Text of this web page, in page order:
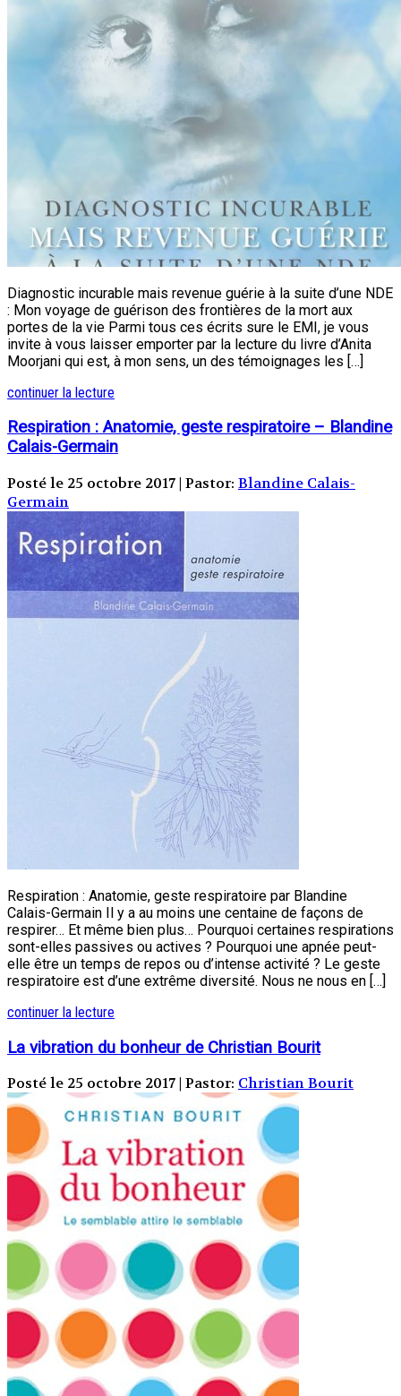
Diagnostic incurable mais revenue guérie à la suite d’une NDE
: Mon voyage de guérison des frontières de la mort aux
portes de la vie Parmi tous ces écrits sure le EMI, je vous
invite à vous laisser emporter par la lecture du livre d’Anita
Moorjani qui est, à mon sens, un des témoignages les […]
continuer la lecture
Respiration : Anatomie, geste respiratoire – Blandine
Calais-Germain
Posté le 25 octobre 2017 | Pastor: Blandine Calais-
Germain
Respiration : Anatomie, geste respiratoire par Blandine
Calais-Germain Il y a au moins une centaine de façons de
respirer… Et même bien plus… Pourquoi certaines respirations
sont-elles passives ou actives ? Pourquoi une apnée peut-
elle être un temps de repos ou d’intense activité ? Le geste
respiratoire est d’une extrême diversité. Nous ne nous en […]
continuer la lecture
La vibration du bonheur de Christian Bourit
Posté le 25 octobre 2017 | Pastor: Christian Bourit